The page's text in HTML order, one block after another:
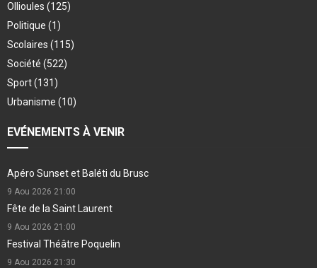
Ollioules (125)
Politique (1)
Scolaires (115)
Société (522)
Sport(131)
Urbanisme (10)
EVÉNEMENTS À VENIR
Apéro Sunset et Baléti du Brusc
9 Aou 2026 21:00
Fête de la Saint Laurent
9 Aou 2026 21:00
Festival Théâtre Poquelin
9 Aou 2026 21:30